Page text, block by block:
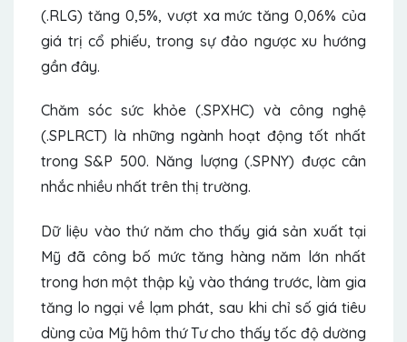
(.RLG) tăng 0,5%, vượt xa mức tăng 0,06% của
giá trị cổ phiếu, trong sự đảo ngược xu hướng
gần đây.
Chăm sóc sức khỏe (.SPXHC) và công nghệ
(.SPLRCT) là những ngành hoạt động tốt nhất
trong S&P 500. Năng lượng (.SPNY) được cân
nhắc nhiều nhất trên thị trường.
Dữ liệu vào thứ năm cho thấy giá sản xuất tại
Mỹ đã công bố mức tăng hàng năm lớn nhất
trong hơn một thập kỷ vào tháng trước, làm gia
tăng lo ngại về lạm phát, sau khi chỉ số giá tiêu
dùng của Mỹ hôm thứ Tư cho thấy tốc độ dường